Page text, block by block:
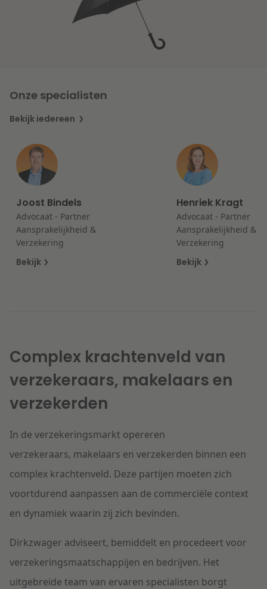
Aansprakelijkheid & Verzekering
Litigation
Onderwijs
Dichtbij de wendbare onderneming
Lees meer
Onze specialisten
Bekijk iedereen
Joost Bindels
Advocaat - Partner
Aansprakelijkheid &
Verzekering
Bekijk
Henriek Kragt
Advocaat - Partner
Aansprakelijkheid &
Verzekering
Bekijk
Complex krachtenveld van
verzekeraars, makelaars en
verzekerden
In de verzekeringsmarkt opereren
verzekeraars, makelaars en verzekerden binnen een
complex krachtenveld. Deze partijen moeten zich
voortdurend aanpassen aan de commerciële context
en dynamiek waarin zij zich bevinden.
Dirkzwager adviseert, bemiddelt en procedeert voor
verzekeringsmaatschappijen en bedrijven. Het
uitgebreide team van ervaren specialisten borgt